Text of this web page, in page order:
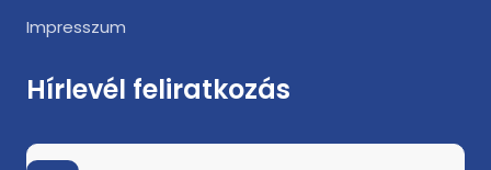
Impresszum
Hírlevél feliratkozás